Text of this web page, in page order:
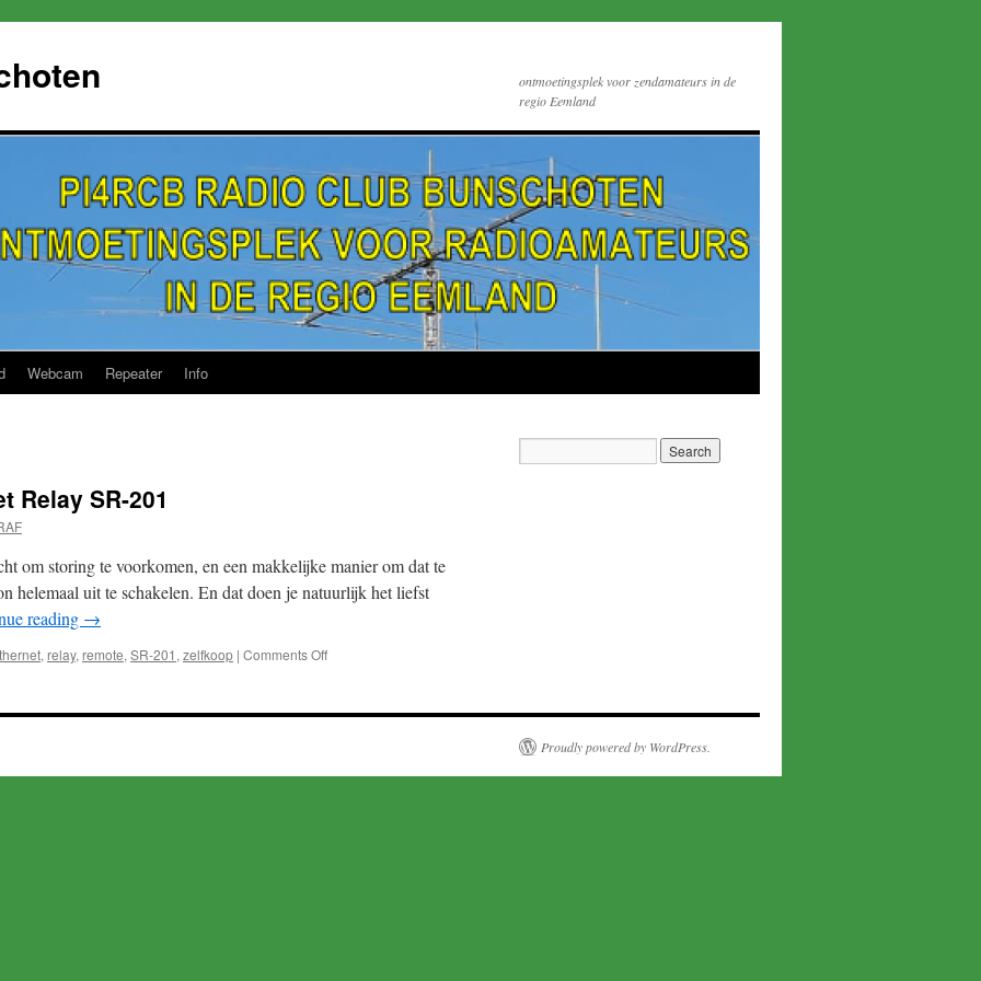
ontmoetingsplek voor zendamateurs in de
regio Eemland
Webcam Repeater Info
Relay SR-201
om storing te voorkomen, en een makkelijke manier om dat te
helemaal uit te schakelen. En dat doen je natuurlijk het liefst
reading →
, relay, remote, SR-201 , zelfkoop | Comments Offon
way
Proudly powered by WordPress.